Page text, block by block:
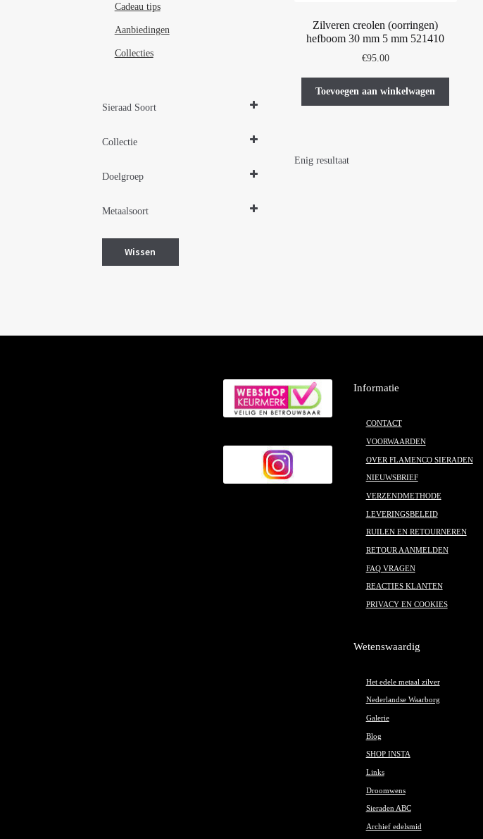
Zilveren creolen (oorringen)
hefboom 30 mm 5 mm 521410
€95.00
Toevoegen aan winkelwagen
Enig resultaat
Cadeau tips
Aanbiedingen
Collecties
Sieraad Soort
Collectie
Doelgroep
Metaalsoort
Wissen
Informatie
CONTACT
VOORWAARDEN
OVER FLAMENCO SIERADEN
NIEUWSBRIEF
VERZENDMETHODE
LEVERINGSBELEID
RUILEN EN RETOURNEREN
RETOUR AANMELDEN
FAQ VRAGEN
REACTIES KLANTEN
PRIVACY EN COOKIES
Wetenswaardig
Het edele metaal zilver
Nederlandse Waarborg
Galerie
Blog
SHOP INSTA
Links
Droomwens
Sieraden ABC
Archief edelsmid